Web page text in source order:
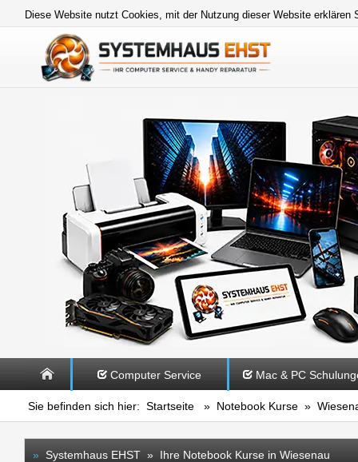
Diese Website nutzt Cookies, mit der Nutzung dieser Website
Computer Service Mac & PC
Sie befinden sich hier: Startseite » Notebook Kurse »
» Systemhaus EHST » Ihre Notebook Kurse in Wiesenau